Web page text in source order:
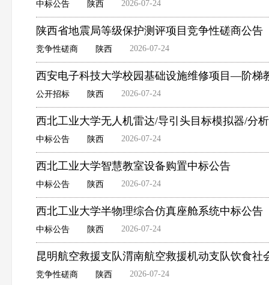
中标公告 陕西 2026-07-24
陕西省地震局等级保护测评项目竞争性磋商公告
竞争性磋商 陕西 2026-07-24
西安电子科技大学校园基础设施维修项目—阶梯
公开招标 陕西 2026-07-24
西北工业大学无人机雷达/导引头目标模拟器/分
中标公告 陕西 2026-07-24
西北工业大学智慧教室设备购置中标公告
中标公告 陕西 2026-07-24
西北工业大学半物理综合仿真座舱系统中标公告
中标公告 陕西 2026-07-24
昆明航空救援支队渭南航空救援机动支队饮食社
竞争性磋商 陕西 2026-07-24